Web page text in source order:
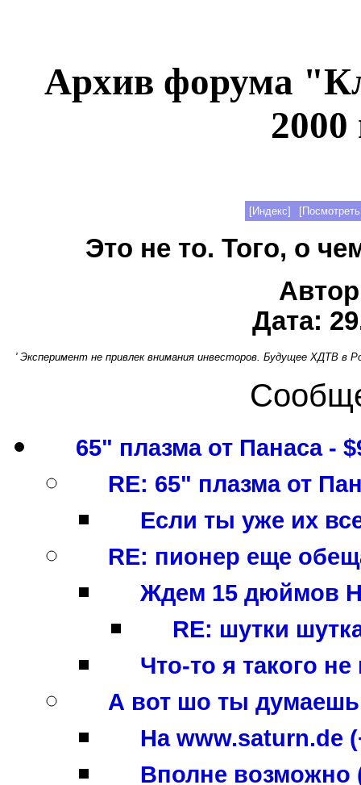
Архив форума
2000
[Индекс]
Это не то. Того, о
Дата:
' Эксперимент не привлек внимания инвесторов. Будущее ХДТВ в
65" плазма от Панаса -
RE: 65" плазма от
Если ты уже их
RE: пионер еще
Ждем 15 дюймов
RE: шутки
Что-то я такого
А вот шо ты
На www.saturn.de
Вполне возможно